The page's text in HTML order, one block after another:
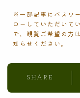
※一部記事にパスワ
ローしていただいて
で、観覧ご希望の方
知らせください。
SHARE